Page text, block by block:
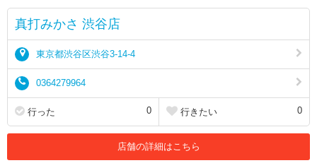
真打みかさ 渋谷店
東京都渋谷区渋谷3-14-4
0364279964
行った 0 行きたい 0
店舗の詳細はこちら